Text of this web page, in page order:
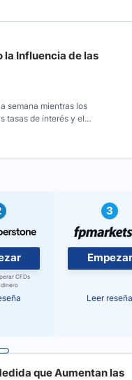
la Influencia de las
semana mientras los
tasas de interés y el
del metal.
CFDs
3
Empezar
Leer reseña
que Aumentan las